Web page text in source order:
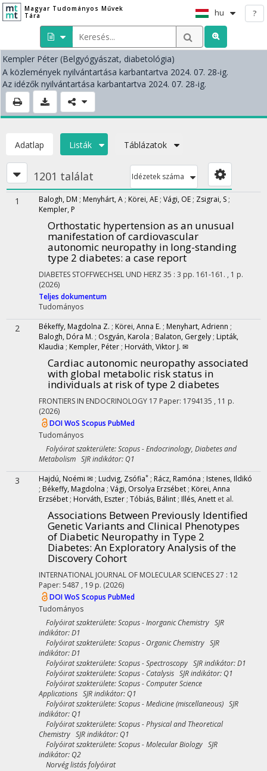
Magyar Tudományos Művek
Tára
hu ?
Kempler Péter (Belgyógyászat, diabetológia)
A közlemények nyilvántartása karbantartva 2024. 07. 28-ig.
Az idézők nyilvántartása karbantartva 2024. 07. 28-ig.
Adatlap Listák Táblázatok
1201 találat Idézetek száma
1 Balogh, DM ; Menyhárt, A ; Körei, AE ; Vági, OE ; Zsigrai, S ;
Kempler, P
Orthostatic hypertension as an unusual
manifestation of cardiovascular
autonomic neuropathy in long-standing
type 2 diabetes: a case report
DIABETES STOFFWECHSEL UND HERZ 35 : 3 pp. 161-161. , 1 p.
(2026)
Teljes dokumentum
Tudományos
2 Békeffy, Magdolna Z. ; Körei, Anna E. ; Menyhart, Adrienn ;
Balogh, Dóra M. ; Osgyán, Karola ; Balaton, Gergely ; Lipták,
Klaudia ; Kempler, Péter ; Horváth, Viktor J. ✉
Cardiac autonomic neuropathy associated
with global metabolic risk status in
individuals at risk of type 2 diabetes
FRONTIERS IN ENDOCRINOLOGY 17 Paper: 1794135 , 11 p.
(2026)
DOIWoS Scopus PubMed
Tudományos
Folyóirat szakterülete: Scopus - Endocrinology, Diabetes and
Metabolism SJR indikátor: Q1
3 Hajdú, Noémi ✉ ; Ludvig, Zsófia* ; Rácz, Ramóna ; Istenes, Ildikó
; Békeffy, Magdolna ; Vági, Orsolya Erzsébet ; Körei, Anna
Erzsébet ; Horváth, Eszter ; Tóbiás, Bálint ; Illés, Anett et al.
Associations Between Previously Identified
Genetic Variants and Clinical Phenotypes
of Diabetic Neuropathy in Type 2
Diabetes: An Exploratory Analysis of the
Discovery Cohort
INTERNATIONAL JOURNAL OF MOLECULAR SCIENCES27 : 12
Paper: 5487 , 19 p. (2026)
DOIWoS Scopus PubMed
Tudományos
Folyóirat szakterülete: Scopus - Inorganic Chemistry SJR
indikátor: D1
Folyóirat szakterülete: Scopus - Organic Chemistry SJR
indikátor: D1
Folyóirat szakterülete: Scopus - Spectroscopy SJR indikátor: D1
Folyóirat szakterülete: Scopus - Catalysis SJR indikátor: Q1
Folyóirat szakterülete: Scopus - Computer Science
Applications SJR indikátor: Q1
Folyóirat szakterülete: Scopus - Medicine (miscellaneous) SJR
indikátor: Q1
Folyóirat szakterülete: Scopus - Physical and Theoretical
Chemistry SJR indikátor: Q1
Folyóirat szakterülete: Scopus - Molecular Biology SJR
indikátor: Q2
Norvég listás folyóirat